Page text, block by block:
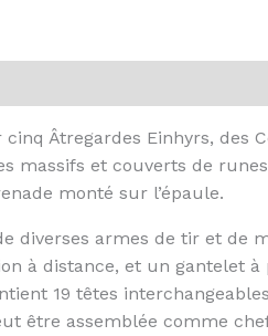
Âtregardes Einhyrs, des
massifs et couverts de
monté sur l’épaule.
diverses armes de tir et de
à distance, et un gantelet
19 têtes
être assemblée comme